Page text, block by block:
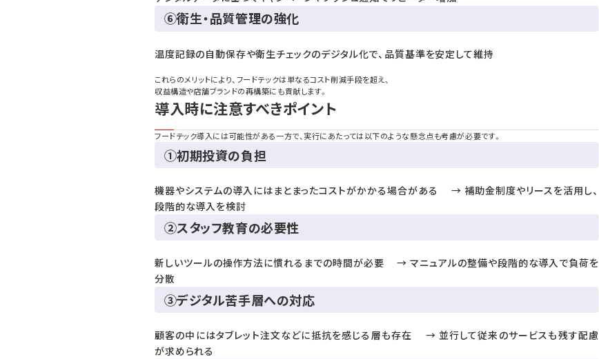
⑥衛生・品質管理の強化
温度記録の自動保存や衛生チェックのデジタル化で、品質基準を安定して維持
これらのメリットにより、フードテックは単なるコスト削減手段を超え、
収益構造や店舗ブランドの再構築にも貢献します。
導入時に注意すべきポイント
フードテック導入には可能性がある一方で、実行にあたっては以下のような懸念点も考慮が必要です。
①初期投資の負担
機器やシステムの導入にはまとまったコストがかかる場合がある → 補助金制度やリースを活用し、
段階的な導入を検討
②スタッフ教育の必要性
新しいツールの操作方法に慣れるまでの時間が必要 → マニュアルの整備や段階的な導入で負荷を
分散
③デジタル苦手層への対応
顧客の中にはタブレット注文などに抵抗を感じる層も存在 → 並行して従来のサービスも残す配慮
が求められる